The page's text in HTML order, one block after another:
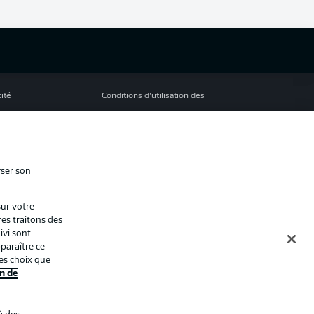
Conditions d’utilisation des
son
votre
traitons des
sont
ce
choix que
de